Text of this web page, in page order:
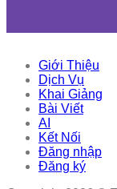
Giới Thiệu
Dịch Vụ
Khai Giảng
Bài Viết
AI
Kết Nối
Đăng nhập
Đăng ký